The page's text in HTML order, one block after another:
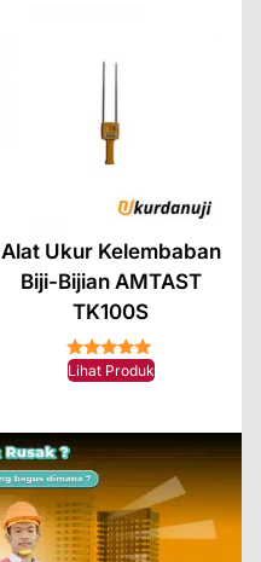
Alat Ukur Kelembaban
Biji-Bijian AMTAST
TK100S
★★★★★
Lihat Produk